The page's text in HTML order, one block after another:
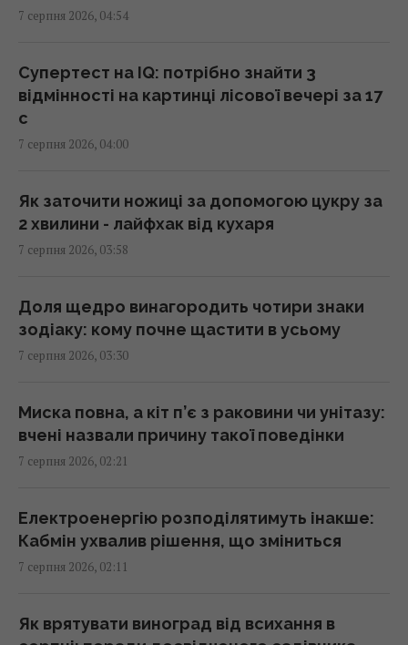
Одне налаштування, яке варто змінити всім
00:25 п'ятниця, 07 серпня 2026
"Нам самим потрібні": Трамп відреагував на
прохання Зеленського надати ракети до
00:22 п'ятниця, 07 серпня 2026
Вчені виявили відбитки пальців на кераміці
23:58 четвер, 06 серпня 2026
Атака дронів на Москву: аналітики оцінили
23:39 четвер, 06 серпня 2026
Жінки з дипломами частіше обирають
дослідження
23:24 четвер, 06 серпня 2026
годинник, - Newsweek
7 серпня 2026, 04:54
Супертест на IQ: потрібно знайти 3
відмінності на картинці лісової вечері за 17
с
7 серпня 2026, 04:00
Як заточити ножиці за допомогою цукру за
2 хвилини - лайфхак від кухаря
7 серпня 2026, 03:58
Доля щедро винагородить чотири знаки
зодіаку: кому почне щастити в усьому
7 серпня 2026, 03:30
Миска повна, а кіт п’є з раковини чи унітазу:
вчені назвали причину такої поведінки
7 серпня 2026, 02:21
Електроенергію розподілятимуть інакше:
Кабмін ухвалив рішення, що зміниться
7 серпня 2026, 02:11
Як врятувати виноград від всихання в